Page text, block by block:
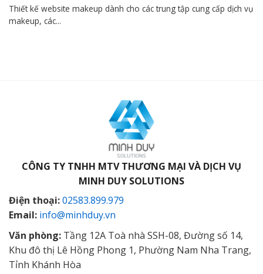
Thiết kế website makeup dành cho các trung tập cung cấp dịch vụ
makeup, các...
CÔNG TY TNHH MTV THƯƠNG MẠI VÀ DỊCH VỤ
MINH DUY SOLUTIONS
Điện thoại:02583.899.979
Email: info@minhduy.vn
Văn phòng: Tầng 12A Toà nhà SSH-08, Đường số 14,
Khu đô thị Lê Hồng Phong 1, Phường Nam Nha Trang,
Tỉnh Khánh Hòa